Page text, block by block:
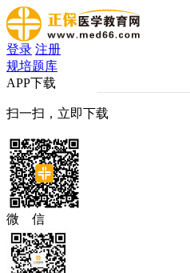
登录 注册
规培题库
APP下载
扫一扫，立即下载
微 信